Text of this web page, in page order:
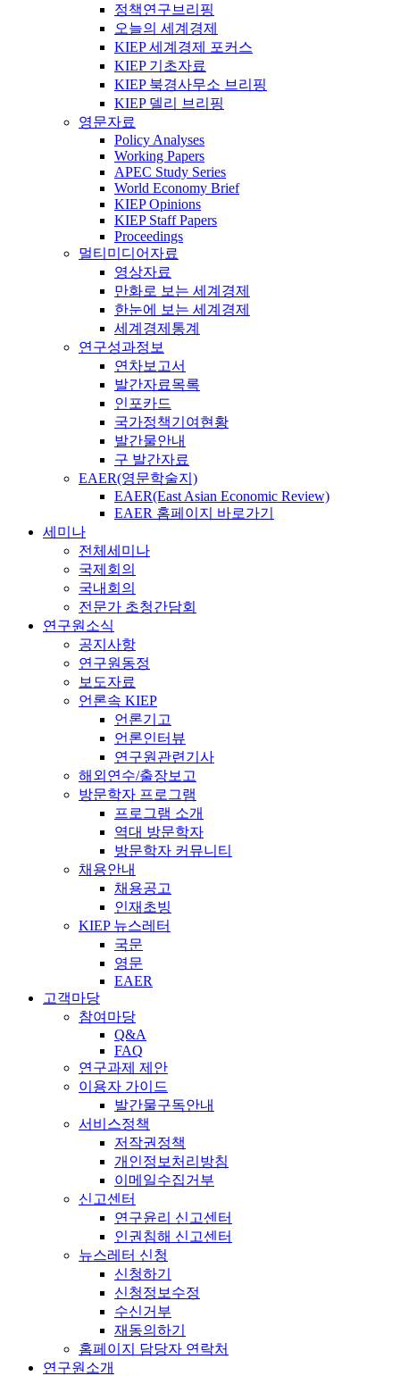
정책연구브리핑
오늘의 세계경제
KIEP 세계경제 포커스
KIEP 기초자료
KIEP 북경사무소 브리핑
KIEP 델리 브리핑
영문자료
Policy Analyses
Working Papers
APEC Study Series
World Economy Brief
KIEP Opinions
KIEP Staff Papers
Proceedings
멀티미디어자료
영상자료
만화로 보는 세계경제
한눈에 보는 세계경제
세계경제통계
연구성과정보
연차보고서
발간자료목록
인포카드
국가정책기여현황
발간물안내
구 발간자료
EAER(영문학술지)
EAER(East Asian Economic Review)
EAER 홈페이지 바로가기
세미나
전체세미나
국제회의
국내회의
전문가 초청간담회
연구원소식
공지사항
연구원동정
보도자료
언론속 KIEP
언론기고
언론인터뷰
연구원관련기사
해외연수/출장보고
방문학자 프로그램
프로그램 소개
역대 방문학자
방문학자 커뮤니티
채용안내
채용공고
인재초빙
KIEP 뉴스레터
국문
영문
EAER
고객마당
참여마당
Q&A
FAQ
연구과제 제안
이용자 가이드
발간물구독안내
서비스정책
저작권정책
개인정보처리방침
이메일수집거부
신고센터
연구윤리 신고센터
인권침해 신고센터
뉴스레터 신청
신청하기
신청정보수정
수신거부
재동의하기
홈페이지 담당자 연락처
연구원소개